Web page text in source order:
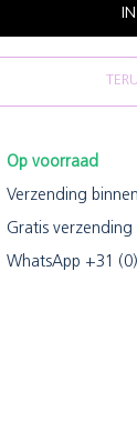
Op voorraad
Verzending
Gratis
WhatsApp +31